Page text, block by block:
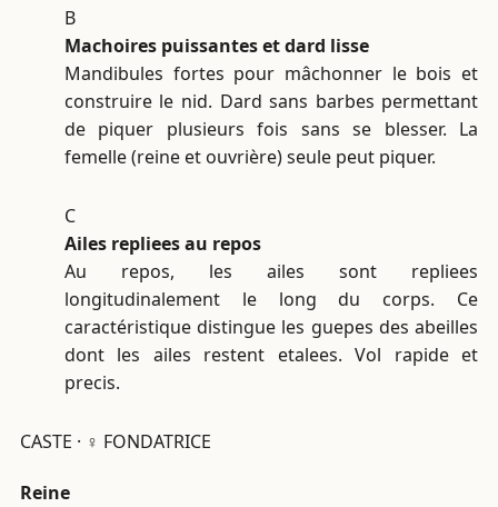
B
Machoires puissantes et dard lisse
Mandibules fortes pour mâchonner le bois et
construire le nid. Dard sans barbes permettant
de piquer plusieurs fois sans se blesser. La
femelle (reine et ouvrière) seule peut piquer.
C
Ailes repliees au repos
Au repos, les ailes sont repliees
longitudinalement le long du corps. Ce
caractéristique distingue les guepes des abeilles
dont les ailes restent etalees. Vol rapide et
precis.
CASTE · ♀ FONDATRICE
Reine